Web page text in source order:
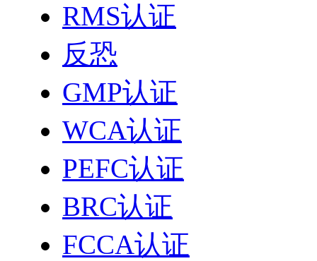
RMS认证
反恐
GMP认证
WCA认证
PEFC认证
BRC认证
FCCA认证